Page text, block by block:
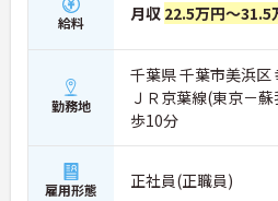
給料 月収 22.5万円～31.5
勤務地
千葉県 千葉市美浜
ＪＲ京葉線(東京－
歩10分
雇用形態 正社員(正職員)